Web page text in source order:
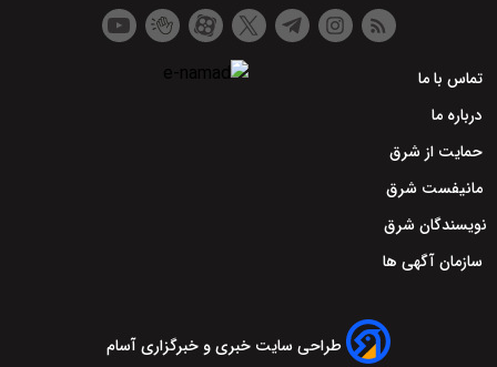
تماس با ما
درباره ما
حمایت از شرق
مانیفست شرق
نویسندگان شرق
سازمان آگهی ها
طراحی سایت خبری و خبرگزاری آسام